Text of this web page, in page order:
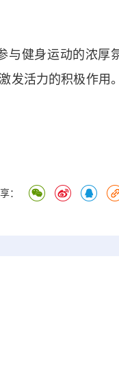
健身运动的浓厚
发活力的积极作用
：